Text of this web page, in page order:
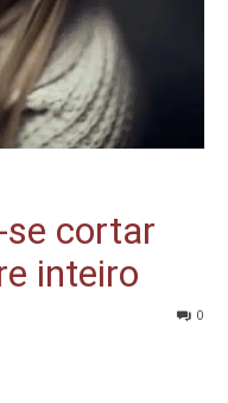
se cortar
inteiro
0